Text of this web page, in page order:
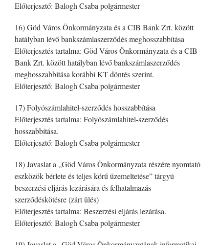
Előterjesztő: Balogh Csaba polgármester
16) Göd Város Önkormányzata és a CIB Bank Zrt. között
hatályban lévő bankszámlaszerződés meghosszabbítása
Előterjesztés tartalma: Göd Város Önkormányzata és a CIB
Bank Zrt. között hatályban lévő bankszámlaszerződés
meghosszabbítása korábbi KT döntés szerint.
Előterjesztő: Balogh Csaba polgármester
17) Folyószámlahitel-szerződés hosszabbítása
Előterjesztés tartalma: Folyószámlahitel-szerződés
hosszabbítása.
Előterjesztő: Balogh Csaba polgármester
18) Javaslat a „Göd Város Önkormányzata részére nyomtató
eszközök bérlete és teljes körű üzemeltetése” tárgyú
beszerzési eljárás lezárására és felhatalmazás
szerződéskötésre (zárt ülés)
Előterjesztés tartalma: Beszerzési eljárás lezárása.
Előterjesztő: Balogh Csaba polgármester